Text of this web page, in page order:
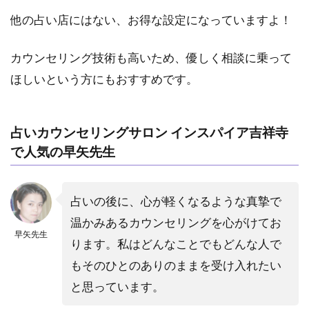
他の占い店にはない、お得な設定になっていますよ！
カウンセリング技術も高いため、優しく相談に乗って
ほしいという方にもおすすめです。
占いカウンセリングサロン インスパイア吉祥寺
で人気の早矢先生
早矢先生
占いの後に、心が軽くなるような真摯で
温かみあるカウンセリングを心がけてお
ります。私はどんなことでもどんな人で
もそのひとのありのままを受け入れたい
と思っています。